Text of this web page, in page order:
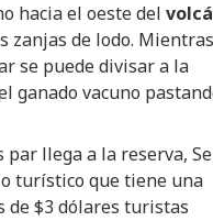
hacia el oeste del
zanjas de lodo. Mientras
se puede divisar a la
ganado vacuno
llega a la reserva, Se
turístico que tiene una
de $3 dólares turistas